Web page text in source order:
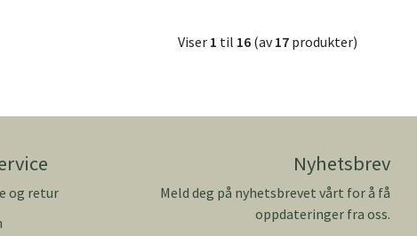
Viser 1 til 16 (av17 produkter)
og retur
Nyhetsbrev
Meld deg på nyhetsbrevet vårt for å få
oppdateringer fra oss.